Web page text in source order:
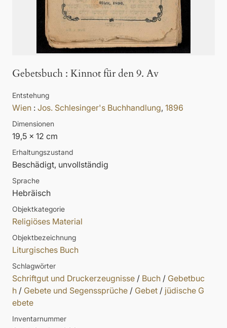
Gebetsbuch : Kinnot für den 9. Av
Entstehung
Wien : Jos. Schlesinger's Buchhandlung, 1896
Dimensionen
19,5 x 12 cm
Erhaltungszustand
Beschädigt, unvollständig
Sprache
Hebräisch
Objektkategorie
Religiöses Material
Objektbezeichnung
Liturgisches Buch
Schlagwörter
Schriftgut und Druckerzeugnisse / Buch / Gebetbuc
h / Gebete und Segenssprüche / Gebet / jüdische G
ebete
Inventarnummer